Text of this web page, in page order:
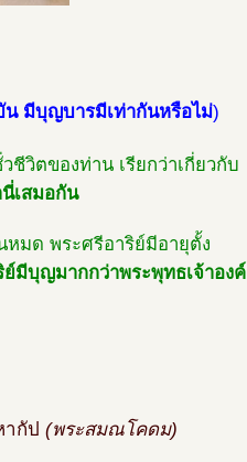
น มีบุญบารมีเท่ากันหรือไม่)
วิตของท่าน เรียกว่าเกี่ยวกับ
เสมอกัน
มด พระศรีอาริย์มีอายุตั้ง
มีบุญมากกว่าพระพุทธเจ้าองค์
กัป (พระสมณโคดม)